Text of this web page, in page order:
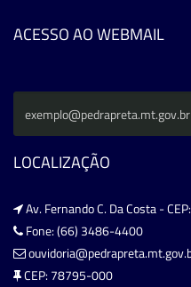
ACESSO AO WEBMAIL
LOCALIZAÇÃO
Av. Fernando C. Da Costa -
Fone: (66) 3486-4400
CEP: 78795-000